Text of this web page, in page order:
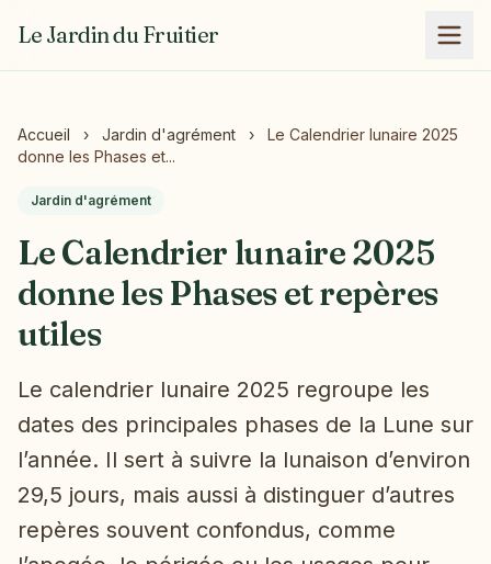
Le Jardin du Fruitier
Accueil › Jardin d'agrément ›
Le Calendrier lunaire 2025
donne les Phases et...
Jardin d'agrément
Le Calendrier lunaire 2025
donne les Phases et repères
utiles
Le calendrier lunaire 2025 regroupe les
dates des principales phases de la Lune sur
l’année. Il sert à suivre la lunaison d’environ
29,5 jours, mais aussi à distinguer d’autres
repères souvent confondus, comme